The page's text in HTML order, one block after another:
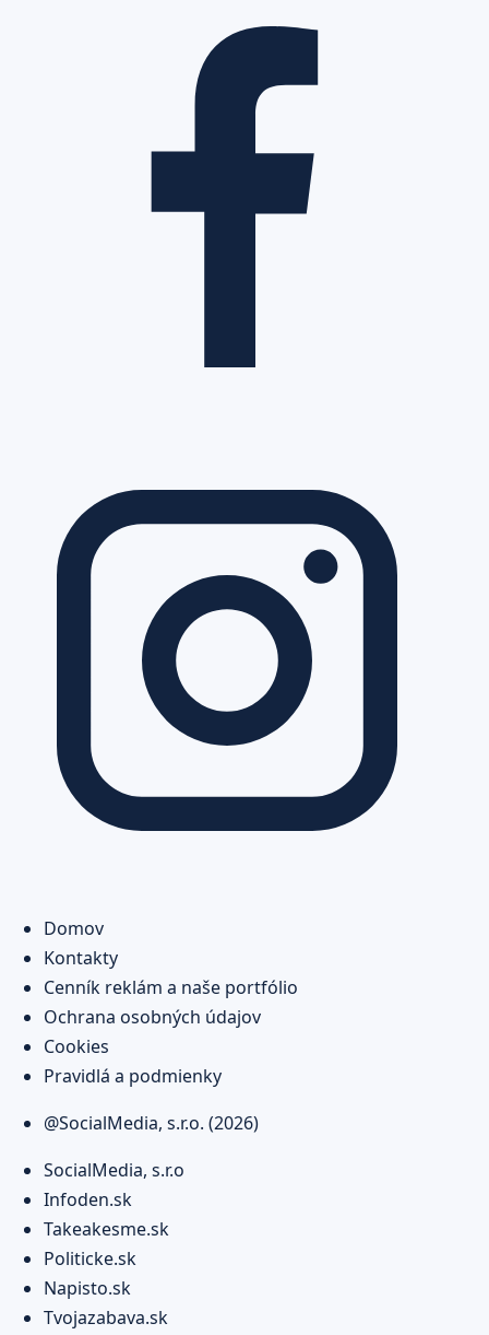
Domov
Kontakty
Cenník reklám a naše portfólio
Ochrana osobných údajov
Cookies
Pravidlá a podmienky
@SocialMedia, s.r.o. (2026)
SocialMedia, s.r.o
Infoden.sk
Takeakesme.sk
Politicke.sk
Napisto.sk
Tvojazabava.sk